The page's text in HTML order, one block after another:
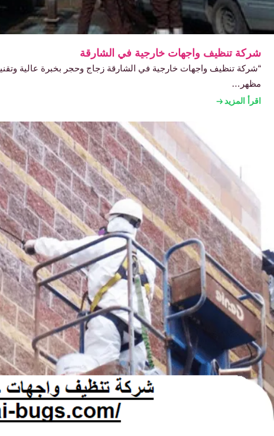
شركة تنظيف واجهات خارجية في الشارقة
“شركة تنظيف واجهات خارجية في الشارقة زجاج وحجر بخبرة عالية
مظهر…
اقرأ المزيد